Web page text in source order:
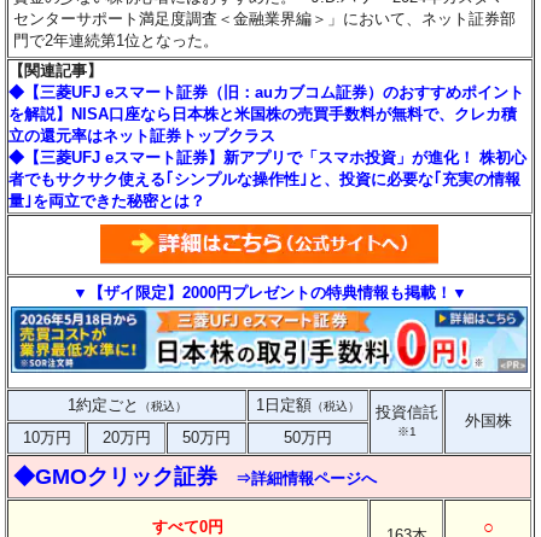
センターサポート満足度調査＜金融業界編＞」において、ネット証券部
門で2年連続第1位となった。
【関連記事】
◆【三菱UFJ eスマート証券（旧：auカブコム証券）のおすすめポイント
を解説】NISA口座なら日本株と米国株の売買手数料が無料で、クレカ積
立の還元率はネット証券トップクラス
◆【三菱UFJ eスマート証券】新アプリで「スマホ投資」が進化！ 株初心
者でもサクサク使える｢シンプルな操作性｣と、投資に必要な｢充実の情報
量｣を両立できた秘密とは？
▼【ザイ限定】2000円プレゼントの特典情報も掲載！▼
1約定ごと （税込） 1日定額 （税込） 投資信託
※1
外国株
10万円
20万円 50万円 50万円
◆GMOクリック証券 ⇒詳細情報ページへ
すべて0円 ○